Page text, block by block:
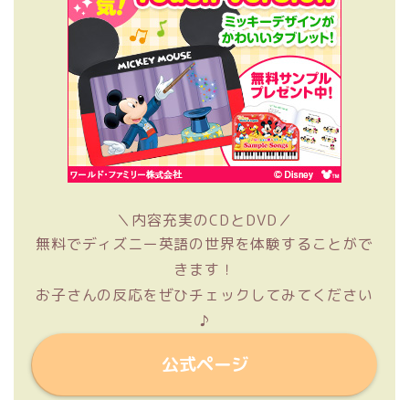
＼内容充実のCDとDVD／
無料でディズニー英語の世界を体験することがで
きます！
お子さんの反応をぜひチェックしてみてください
♪
公式ページ